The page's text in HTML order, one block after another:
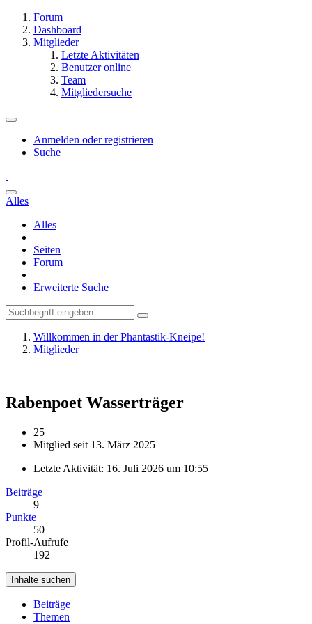
Forum
Dashboard
Mitglieder
Letzte Aktivitäten
Benutzer online
Team
Mitgliedersuche
Anmelden oder registrieren
Suche
Alles
Alles
Seiten
Forum
Erweiterte Suche
Willkommen in der Phantastik-Kneipe!
Mitglieder
Rabenpoet Wasserträger
25
Mitglied seit 13. März 2025
Letzte Aktivität: 16. Juli 2026 um 10:55
Beiträge
9
Punkte
50
Profil-Aufrufe
192
Inhalte suchen
Beiträge
Themen